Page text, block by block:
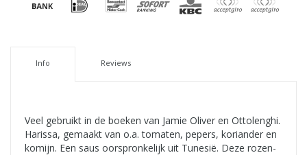
Info Reviews
Veel gebruikt in de boeken van Jamie Oliver en Ottolenghi.
Harissa, gemaakt van o.a. tomaten, pepers, koriander en
komijn. Een saus oorspronkelijk uit Tunesië. Deze rozen-